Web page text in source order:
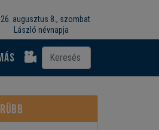
augusztus 8., szombat
László névnapja